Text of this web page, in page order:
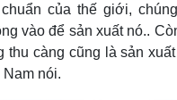
của thế giới,
vào để sản xuất nó..
thu càng cũng là sản
nói.